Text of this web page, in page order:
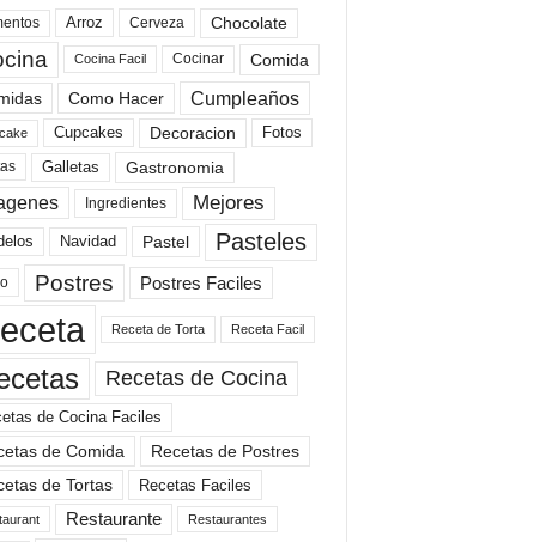
Arroz Cerveza Chocolate
Cocina Facil Cocinar
Comida
Como Hacer Cumpleaños
Cupcakes Decoracion Fotos
Galletas Gastronomia
Ingredientes Mejores
Navidad Pastel Pasteles
Postres Postres Faciles
Receta de Torta Receta Facil
Recetas de Cocina
de Cocina Faciles
de Comida
Recetas de Postres
de Tortas
Recetas Faciles
Restaurante Restaurantes